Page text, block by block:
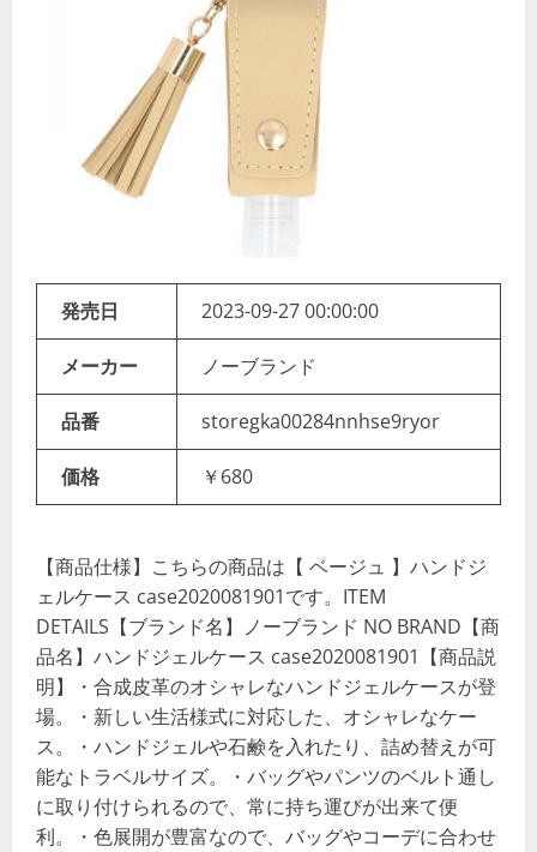
発売日 2023-09-27 00:00:00
メーカー ノーブランド
品番 storegka00284nnhse9ryor
価格 ￥680
【商品仕様】こちらの商品は【 ベージュ 】ハンドジ
ェルケース case2020081901です。ITEM
DETAILS【ブランド名】ノーブランド NO BRAND【商
品名】ハンドジェルケース case2020081901【商品説
明】・合成皮革のオシャレなハンドジェルケースが登
場。・新しい生活様式に対応した、オシャレなケー
ス。・ハンドジェルや石鹸を入れたり、詰め替えが可
能なトラベルサイズ。・バッグやパンツのベルト通し
に取り付けられるので、常に持ち運びが出来て便
利。・色展開が豊富なので、バッグやコーデに合わせ